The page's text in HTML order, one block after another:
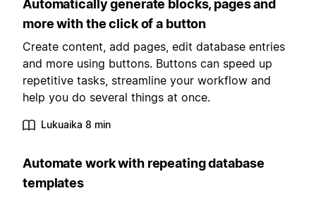
Automatically generate blocks, pages and
more with the click of a button
Create content, add pages, edit database entries
and more using buttons. Buttons can speed up
repetitive tasks, streamline your workflow and
help you do several things at once.
Lukuaika 8 min
Automate work with repeating database
templates